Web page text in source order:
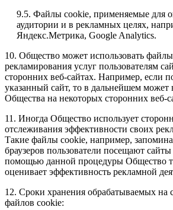
9.5. Файлы cookie, применяемые для
аудитории и в рекламных целях,
Яндекс.Метрика, Google Analytics.
10. Общество может использовать
рекламирования услуг пользователям
сторонних веб-сайтах. Например, если
указанный сайт, то в дальнейшем может
Общества на некоторых сторонних веб-
11. Иногда Общество использует
отслеживания эффективности своих
Такие файлы cookie, например,
браузеров пользователи посещают
помощью данной процедуры Общество
оценивает эффективность рекламной
12. Сроки хранения обрабатываемых на
файлов cookie: